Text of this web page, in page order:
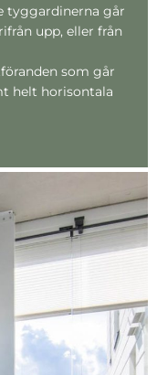
tyggardinerna går
upp, eller från
som går
helt horisontala